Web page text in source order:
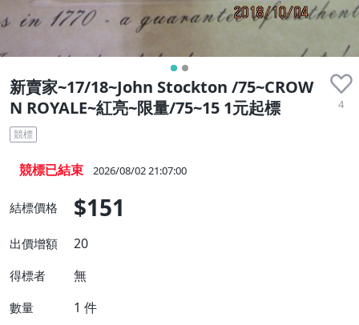
新賣家~17/18~John Stockton /75~CROW
N ROYALE~紅亮~限量/75~15 1元起標
4
競標
競標已結束 2026/08/02 21:07:00
結標價格 $151
出價增額 20
得標者 無
數量 1 件